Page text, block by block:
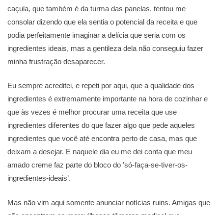
caçula, que também é da turma das panelas, tentou me
consolar dizendo que ela sentia o potencial da receita e que
podia perfeitamente imaginar a delícia que seria com os
ingredientes ideais, mas a gentileza dela não conseguiu fazer
minha frustração desaparecer.
Eu sempre acreditei, e repeti por aqui, que a qualidade dos
ingredientes é extremamente importante na hora de cozinhar e
que às vezes é melhor procurar uma receita que use
ingredientes diferentes do que fazer algo que pede aqueles
ingredientes que você até encontra perto de casa, mas que
deixam a desejar. E naquele dia eu me dei conta que meu
amado creme faz parte do bloco do ’só-faça-se-tiver-os-
ingredientes-ideais’.
Mas não vim aqui somente anunciar notícias ruins. Amigas que